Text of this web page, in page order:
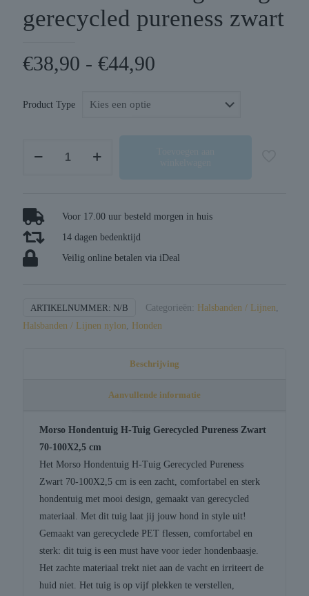
gerecycled pureness zwart
€38,90 - €44,90
Product Type
gerecycled
pureness
zwart
aantal
Voor 17.00 uur besteld morgen in huis
14 dagen bedenktijd
Veilig online betalen via iDeal
ARTIKELNUMMER: N/B Categorieën: Halsbanden / Lijnen
Halsbanden / Lijnen nylon
Honden
Beschrijving
Aanvullende informatie
Morso Hondentuig H-Tuig Gerecycled Pureness Zwart
70-100X2,5 cm
Het Morso Hondentuig H-Tuig Gerecycled Pureness
Zwart 70-100X2,5 cm is een zacht, comfortabel en sterk
hondentuig met mooi design, gemaakt van gerecycled
materiaal. Met dit tuig laat jij jouw hond in style uit!
Gemaakt van gerecyclede PET flessen, comfortabel en
sterk: dit tuig is een must have voor ieder hondenbaasje.
Het zachte materiaal trekt niet aan de vacht en irriteert de
huid niet. Het tuig is op vijf plekken te verstellen,